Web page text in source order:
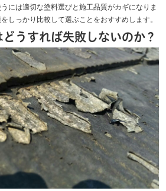
には適切な塗料選びと施工品質がカギになりま
しっかり比較して選ぶことをおすすめします。
うすれば失敗しないのか？